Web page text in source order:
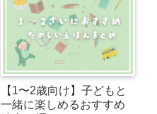
【1〜2歳向け】子どもと
一緒に楽しめるおすすめ